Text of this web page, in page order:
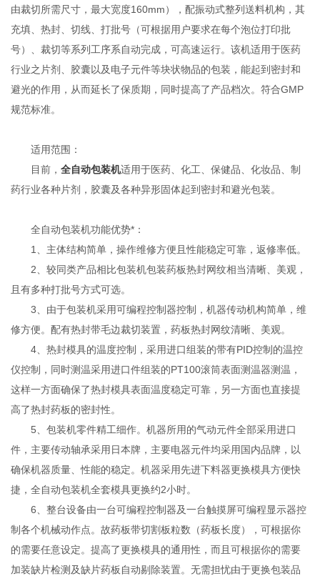
由裁切所需尺寸，最大宽度160mm），配振动式整列送料机构，其
充填、热封、切线、打批号（可根据用户要求在每个泡位打印批
号）、裁切等系列工序系自动完成，可高速运行。该机适用于医药
行业之片剂、胶囊以及电子元件等块状物品的包装，能起到密封和
避光的作用，从而延长了保质期，同时提高了产品档次。符合GMP
规范标准。
适用范围：
目前，全自动包装机适用于医药、化工、保健品、化妆品、制
药行业各种片剂，胶囊及各种异形固体起到密封和避光包装。
全自动包装机功能优势*：
1、主体结构简单，操作维修方便且性能稳定可靠，返修率低。
2、较同类产品相比包装机包装药板热封网纹相当清晰、美观，
且有多种打批号方式可选。
3、由于包装机采用可编程控制器控制，机器传动机构简单，维
修方便。配有热封带毛边裁切装置，药板热封网纹清晰、美观。
4、热封模具的温度控制，采用进口组装的带有PID控制的温控
仪控制，同时测温采用进口件组装的PT100滚筒表面测温器测温，
这样一方面确保了热封模具表面温度稳定可靠，另一方面也直接提
高了热封药板的密封性。
5、包装机零件精工细作。机器所用的气动元件全部采用进口
件，主要传动轴承采用日本牌，主要电器元件均采用国内品牌，以
确保机器质量、性能的稳定。机器采用先进下料器更换模具方便快
捷，全自动包装机全套模具更换约2小时。
6、整台设备由一台可编程控制器及一台触摸屏可编程显示器控
制各个机械动作点。故药板带切割板粒数（药板长度），可根据你
的需要任意设定。提高了更换模具的通用性，而且可根据你的需要
加装缺片检测及缺片药板自动剔除装置。无需担忧由于更换包装品